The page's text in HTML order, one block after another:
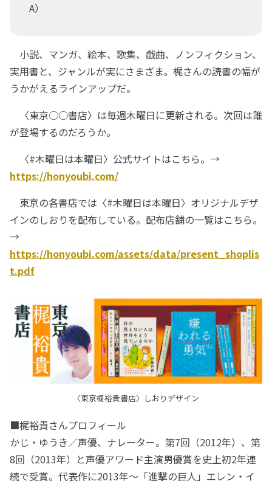
A）
小説、マンガ、絵本、歌集、戯曲、ノンフィクション、
実用書と、ジャンルが実にさまざま。梶さんの読書の幅が
うかがえるラインアップだ。
〈東京○○書店〉は毎週木曜日に更新される。次回は誰
が登場するのだろうか。
〈#木曜日は本曜日〉公式サイトはこちら。→
https://honyoubi.com/
東京の各書店では〈#木曜日は本曜日〉オリジナルデザ
インのしおりを配布している。配布店舗の一覧はこちら。
→
https://honyoubi.com/assets/data/present_shoplis
t.pdf
〈東京梶裕貴書店〉しおりデザイン
■梶裕貴さんプロフィール
かじ・ゆうき／声優、ナレーター。第7回（2012年）、第
8回（2013年）と声優アワード主演男優賞を史上初2年連
続で受賞。代表作に2013年～「進撃の巨人」エレン・イ